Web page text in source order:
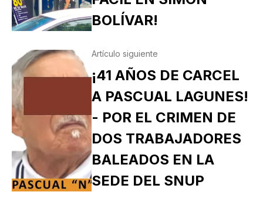
BOLÍVAR!
Artículo siguiente
¡41 AÑOS DE CARCEL
A PASCUAL LAGUNES!
- POR EL CRIMEN DE
DOS TRABAJADORES
BALEADOS EN LA
SEDE DEL SNUP